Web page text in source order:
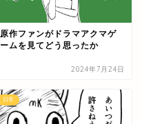
原作ファンがドラマアクマゲ
ームを見てどう思ったか
2024年7月24日
日常